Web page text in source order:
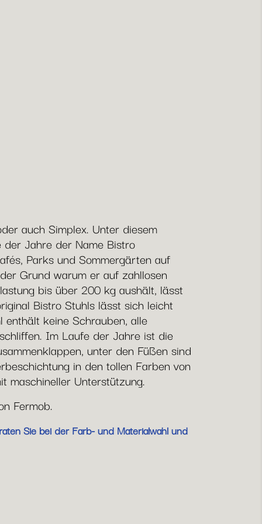
auch Simplex. Unter diesem
Jahre der Name Bistro
Parks und Sommergärten auf
Grund warum er auf zahllosen
bis über 200 kg aushält, lässt
Bistro Stuhls lässt sich leicht
keine Schrauben, alle
Im Laufe der Jahre ist die
unter den Füßen sind
in den tollen Farben von
maschineller Unterstützung.
Fermob.
Sie bei der Farb- und Materialwahl und